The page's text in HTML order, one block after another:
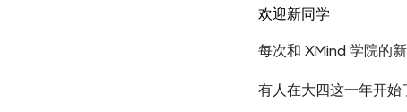
欢迎新同学
每次和 XMind 学院的
有人在大四这一年开始